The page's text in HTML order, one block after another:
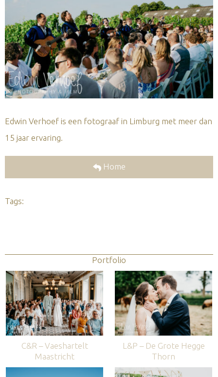
Edwin Verhoef is een fotograaf in Limburg met meer dan
15 jaar ervaring.
Home
Tags:
Portfolio
C&R – Vaeshartelt
Maastricht
L&P – De Grote Hegge
Thorn